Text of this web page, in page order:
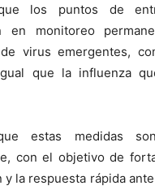
los puntos de
en monitoreo
de virus emergentes,
que la influenza
estas medidas
con el objetivo de
y la respuesta rápida